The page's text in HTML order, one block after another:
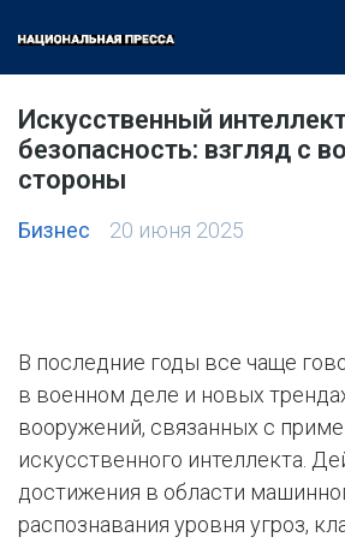
ОБЩЕСТВО ПОЛИТИКА
Искусственный
безопасность: взгляд с
стороны
Бизнес 20 июня 2025
В последние годы все чаще
в военном деле и новых
вооружений, связанных с
искусственного интеллекта.
достижения в области
распознавания уровня угроз,